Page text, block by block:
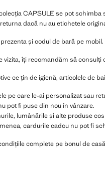
CAPSULE se pot schimba
dacă nu au etichetele
și codul de bară pe
vizita, îți recomandăm să consulți
ce țin de igienă, articolele de
pe care le-ai personalizat sau
pot fi puse din nou în vânzare.
lumânările și alte produse
cardurile cadou nu pot fi
complete pe bonul de